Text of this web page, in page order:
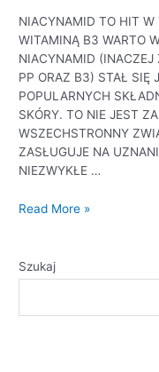
NIACYNAMID TO HIT W
WITAMINĄ B3 WARTO
NIACYNAMID
PP ORAZ B3) STAŁ SIĘ
POPULARNYCH
SKÓRY. TO NIE JEST
WSZECHSTRONNY
ZASŁUGUJE NA
NIEZWYKŁE …
Read More »
Szukaj